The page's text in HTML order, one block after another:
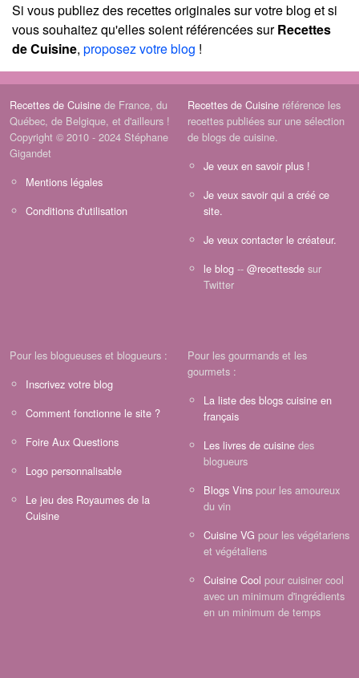
Si vous publiez des recettes originales sur votre blog et si
vous souhaitez qu'elles soient référencées surRecettes
de Cuisine, proposez votre blog !
Recettes de Cuisine de France, du
Québec, de Belgique, et d'ailleurs !
Copyright © 2010 - 2024 Stéphane
Gigandet
Mentions légales
Conditions d'utilisation
Recettes de Cuisine référence les
recettes publiées sur une sélection
de blogs de cuisine.
Je veux en savoir plus !
Je veux savoir qui a créé ce
site.
Je veux contacter le créateur.
le blog -- @recettesde sur
Twitter
Pour les blogueuses et blogueurs :
Inscrivez votre blog
Comment fonctionne le site ?
Foire Aux Questions
Logo personnalisable
Le jeu des Royaumes de la
Cuisine
Pour les gourmands et les
gourmets :
La liste des blogs cuisine en
français
Les livres de cuisine des
blogueurs
Blogs Vins pour les amoureux
du vin
Cuisine VG pour les végétariens
et végétaliens
Cuisine Cool pour cuisiner cool
avec un minimum d'ingrédients
en un minimum de temps